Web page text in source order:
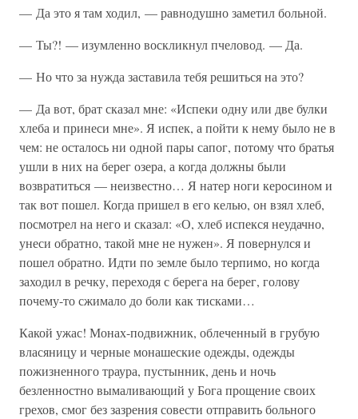
— Да это я там ходил, — равнодушно заметил больной.
— Ты?! — изумленно воскликнул пчеловод. — Да.
— Но что за нужда заставила тебя решиться на это?
— Да вот, брат сказал мне: «Испеки одну или две булки
хлеба и принеси мне». Я испек, а пойти к нему было не в
чем: не осталось ни одной пары сапог, потому что братья
ушли в них на берег озера, а когда должны были
возвратиться — неизвестно… Я натер ноги керосином и
так вот пошел. Когда пришел в его келью, он взял хлеб,
посмотрел на него и сказал: «О, хлеб испекся неудачно,
унеси обратно, такой мне не нужен». Я повернулся и
пошел обратно. Идти по земле было терпимо, но когда
заходил в речку, переходя с берега на берег, голову
почему-то сжимало до боли как тисками…
Какой ужас! Монах-подвижник, облеченный в грубую
власяницу и черные монашеские одежды, одежды
пожизненного траура, пустынник, день и ночь
безленностно вымаливающий у Бога прощение своих
грехов, смог без зазрения совести отправить больного